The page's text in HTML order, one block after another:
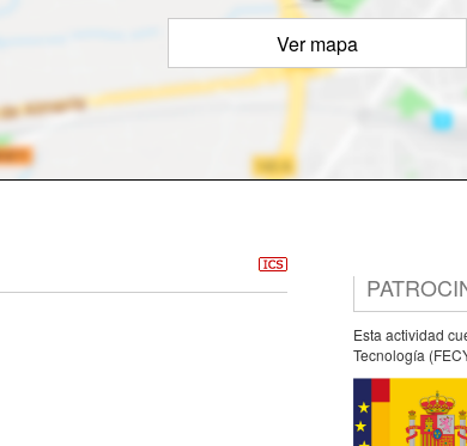
Ver mapa
Esta actividad
Tecnología